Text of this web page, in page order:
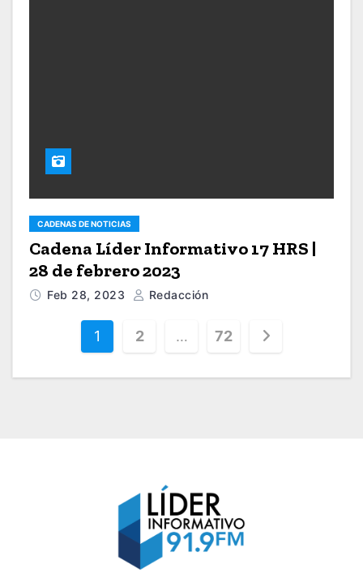
CADENAS DE NOTICIAS
Cadena Líder Informativo 17 HRS |
28 de febrero 2023
Feb 28, 2023 Redacción
1 2 … 72